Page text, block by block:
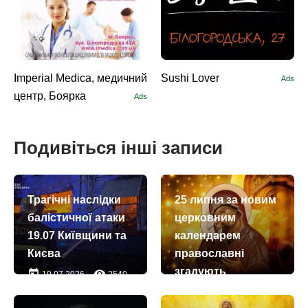
Imperial Medica, медичний
центр, Боярка
Ads
Sushi Lоver Ads
Подивіться інші записи
Трагічні наслідки
балістичної атаки
19.07 Київщини та
Києва
today19.07.2026 remove_red_eye2540
25 липня за новим
церковним
календарем
православні
згадують